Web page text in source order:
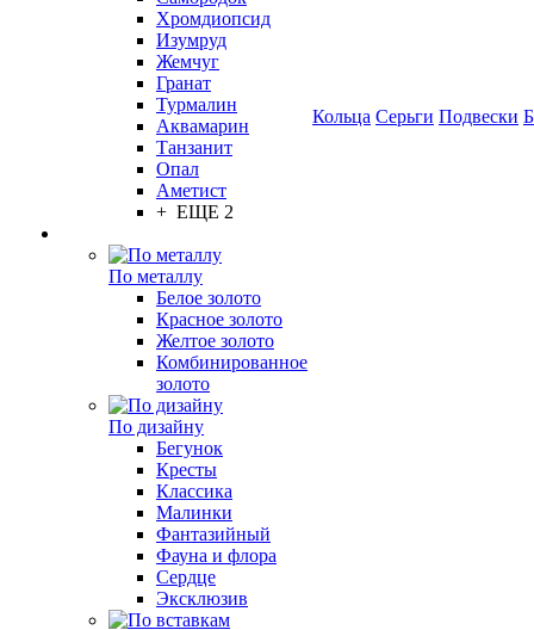
Хромдиопсид
Изумруд
Жемчуг
Гранат
Турмалин
Аквамарин
Танзанит
Опал
Аметист
+ ЕЩЕ 2
По металлу
Белое золото
Красное золото
Желтое золото
Комбинированное
золото
По дизайну
Бегунок
Кресты
Классика
Малинки
Фантазийный
Фауна и флора
Сердце
Эксклюзив
Кольца Серьги Подвески